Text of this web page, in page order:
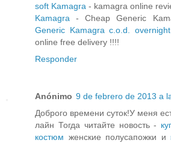
soft Kamagra - kamagra online
Kamagra- Cheap Generic
Generic Kamagra c.o.d.
online free delivery !!!!
Responder
Anónimo 9 de febrero de 2013 a
Доброго времени суток!У меня
лайн Тогда читайте новость -
костюм женские полусапожки и